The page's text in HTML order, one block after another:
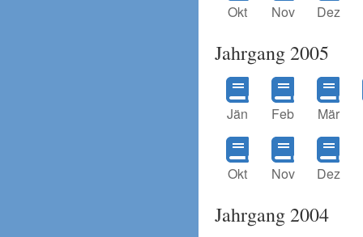
Okt Nov Dez
Jahrgang 2005
Jän Feb Mär
Okt Nov Dez
Jahrgang 2004